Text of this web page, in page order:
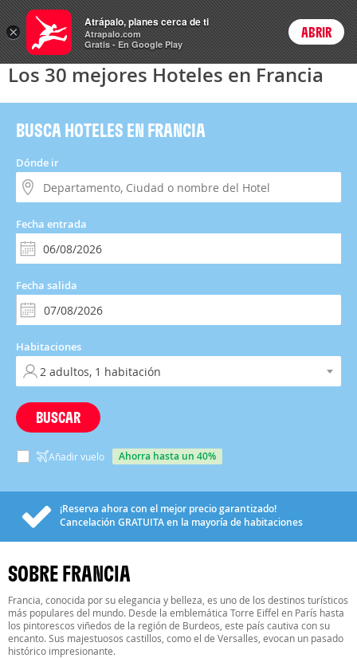
Hoteles Login
Los 30 mejores Hoteles en Francia
BUSCA HOTELES EN FRANCIA
Dónde ir
Fecha entrada
Fecha salida
Habitaciones
BUSCAR
Añadir vuelo ahorra hasta un 40%
¡Reserva ahora con el mejor precio garantizado!
Cancelación GRATUITAen la mayoría de habitaciones
SOBRE FRANCIA
Francia, conocida por su elegancia y belleza, es uno de los destinos turísticos
más populares del mundo. Desde la emblemática Torre Eiffel en París hasta
los pintorescos viñedos de la región de Burdeos, este país cautiva con su
encanto. Sus majestuosos castillos, como el de Versalles, evocan un pasado
histórico impresionante.
×
Atrápalo, planes cerca de ti
Atrapalo.com
Gratis - En Google Play
ABRIR